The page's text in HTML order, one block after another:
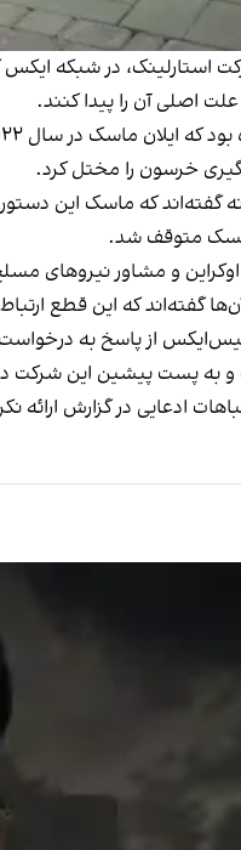
استارلینک، در شبکه
اصلی آن را پیدا کنند.
خرسون را مختل کرد.
گفته‌اند که ماسک این
متوقف شد.
و مشاور نیروهای
گفته‌اند که این قطع
از پاسخ به
به پست پیشین این شرکت در
ادعایی در گزارش ارائه